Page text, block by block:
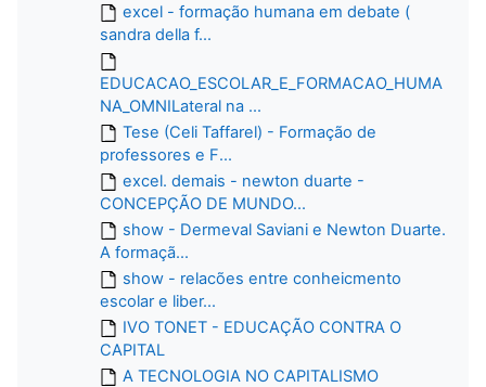
excel - formação humana em debate (
sandra della f...
EDUCACAO_ESCOLAR_E_FORMACAO_HUMA
NA_OMNILateral na ...
Tese (Celi Taffarel) - Formação de
professores e F...
excel. demais - newton duarte -
CONCEPÇÃO DE MUNDO...
show - Dermeval Saviani e Newton Duarte.
A formaçã...
show - relacões entre conheicmento
escolar e liber...
IVO TONET - EDUCAÇÃO CONTRA O
CAPITAL
A TECNOLOGIA NO CAPITALISMO